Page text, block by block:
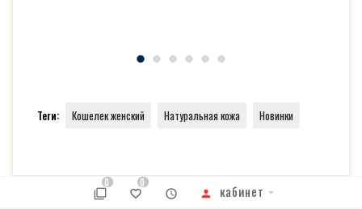
Теги: Кошелек женский Натуральная кожа Новинки
0 0 кабинет